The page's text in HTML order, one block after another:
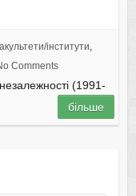
інститути,
Comments
(1991-
більше